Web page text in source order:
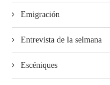
Emigración
Entrevista de la selmana
Escéniques